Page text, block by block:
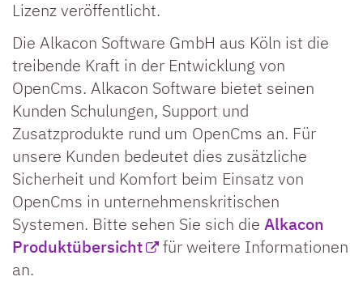
Lizenz veröffentlicht.
Die Alkacon Software GmbH aus Köln ist die
treibende Kraft in der Entwicklung von
OpenCms. Alkacon Software bietet seinen
Kunden Schulungen, Support und
Zusatzprodukte rund um OpenCms an. Für
unsere Kunden bedeutet dies zusätzliche
Sicherheit und Komfort beim Einsatz von
OpenCms in unternehmenskritischen
Systemen. Bitte sehen Sie sich die Alkacon
Produktübersicht
für weitere Informationen
an.